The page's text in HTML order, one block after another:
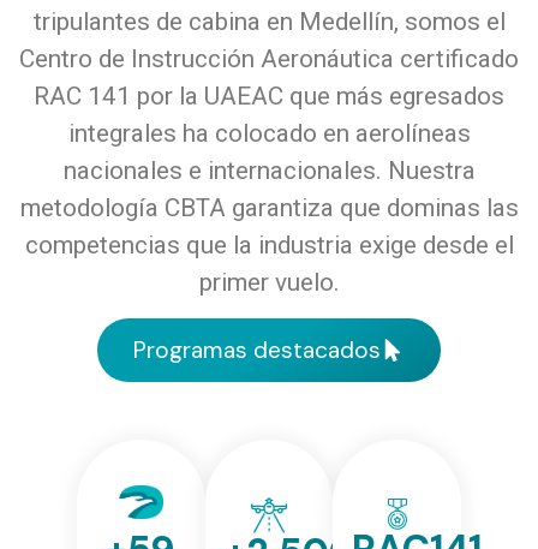
tripulantes de cabina en Medellín, somos el
Centro de Instrucción Aeronáutica certificado
RAC 141 por la UAEAC que más egresados
integrales ha colocado en aerolíneas
nacionales e internacionales. Nuestra
metodología CBTA garantiza que dominas las
competencias que la industria exige desde el
primer vuelo.
Programas destacados